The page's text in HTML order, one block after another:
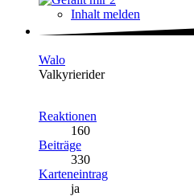
Inhalt melden
Walo
Valkyrierider
Reaktionen
160
Beiträge
330
Karteneintrag
ja